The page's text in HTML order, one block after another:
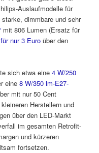
Auslaufmodelle für
dimmbare und sehr
mit 806 Lumen (Ersatz für
für nur 3 Euro über den
sich etwa eine4 W/250
eine8 W/350 lm-E27-
mit nur 50 Cent
Herstellern und
über den LED-Markt
im gesamten Retrofit-
und kürzeren
fortsetzen.